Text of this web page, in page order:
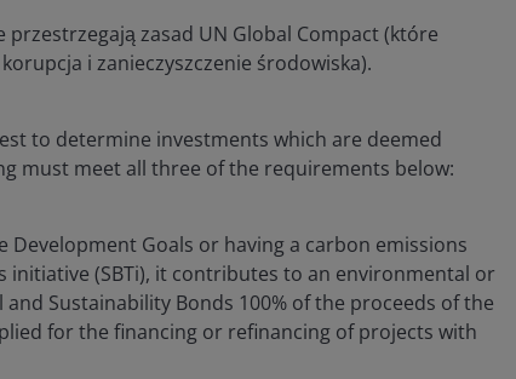
zasad UN Global Compact (które
i zanieczyszczenie środowiska).
to determine investments which are deemed
must meet all three of the requirements below:
Goals or having a carbon emissions
initiative (SBTi), it contributes to an environmental or
Sustainability Bonds 100% of the proceeds of the
for the financing or refinancing of projects with